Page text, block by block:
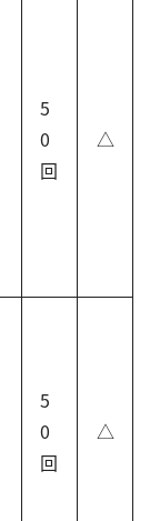
5
0
回
△
5
0
回
△